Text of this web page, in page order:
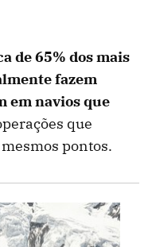
de 65% dos mais
fazem
em navios que
que
pontos.